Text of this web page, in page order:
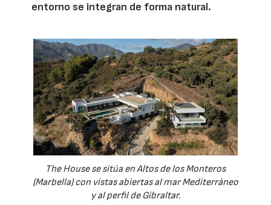
entorno se integran de forma natural.
The House se sitúa en Altos de los Monteros
(Marbella) con vistas abiertas al mar Mediterráneo
y al perfil de Gibraltar.